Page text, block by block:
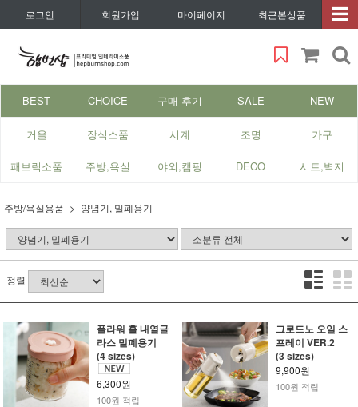
로그인 회원가입 마이페이지 최근본상품
BEST CHOICE 구매 후기 SALE NEW
거울 장식소품 시계 조명 가구
패브릭소품 주방,욕실 야외,캠핑 DECO 시트,벽지
주방/욕실용품 양념기, 밀폐용기
정렬
플라워 홀 내열글
라스 밀폐용기
(4 sizes)
6,300원
100원 적립
그로드노 오일 스
프레이 VER.2
(3 sizes)
9,900원
100원 적립